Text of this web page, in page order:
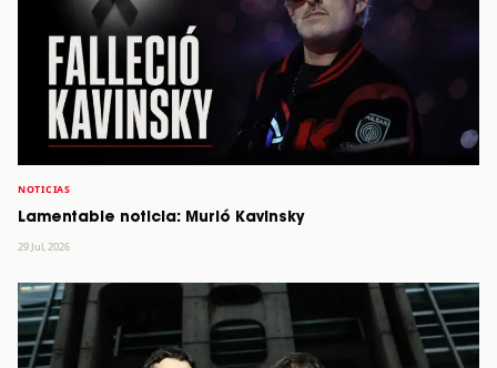
NOTICIAS
Lamentable noticia: Murió Kavinsky
29 Jul, 2026